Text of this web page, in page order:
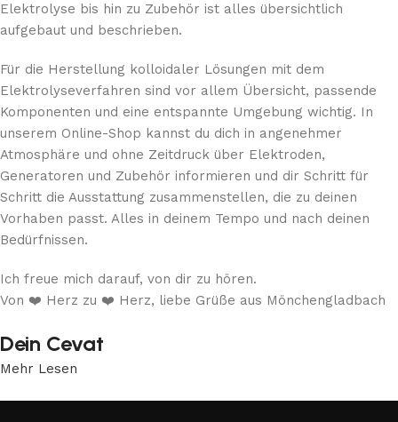
Elektrolyse bis hin zu Zubehör ist alles übersichtlich
aufgebaut und beschrieben.
Für die Herstellung kolloidaler Lösungen mit dem
Elektrolyseverfahren sind vor allem Übersicht, passende
Komponenten und eine entspannte Umgebung wichtig. In
unserem Online-Shop kannst du dich in angenehmer
Atmosphäre und ohne Zeitdruck über Elektroden,
Generatoren und Zubehör informieren und dir Schritt für
Schritt die Ausstattung zusammenstellen, die zu deinen
Vorhaben passt. Alles in deinem Tempo und nach deinen
Bedürfnissen.
Ich freue mich darauf, von dir zu hören.
Von ❤️ Herz zu ❤️ Herz, liebe Grüße aus Mönchengladbach
Dein Cevat
Mehr Lesen